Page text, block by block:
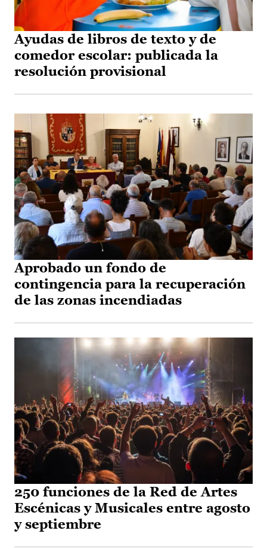
Ayudas de libros de texto y de
comedor escolar: publicada la
resolución provisional
Aprobado un fondo de
contingencia para la recuperación
de las zonas incendiadas
250 funciones de la Red de Artes
Escénicas y Musicales entre agosto
y septiembre